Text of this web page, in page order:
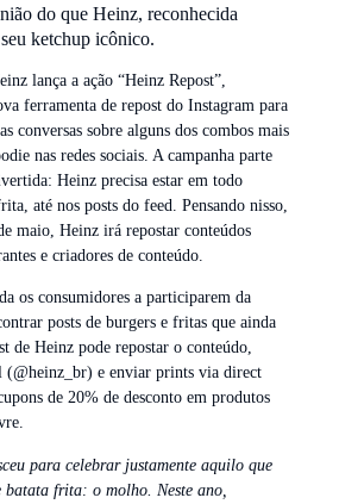
do que Heinz, reconhecida
ketchup icônico.
lança a ação “Heinz Repost”,
ferramenta de repost do Instagram para
conversas sobre alguns dos combos mais
nas redes sociais. A campanha parte
Heinz precisa estar em todo
até nos posts do feed. Pensando nisso,
maio, Heinz irá repostar conteúdos
e criadores de conteúdo.
os consumidores a participarem da
posts de burgers e fritas que ainda
de Heinz pode repostar o conteúdo,
e enviar prints via direct
de 20% de desconto em produtos
para celebrar justamente aquilo que
batata frita: o molho. Neste ano,